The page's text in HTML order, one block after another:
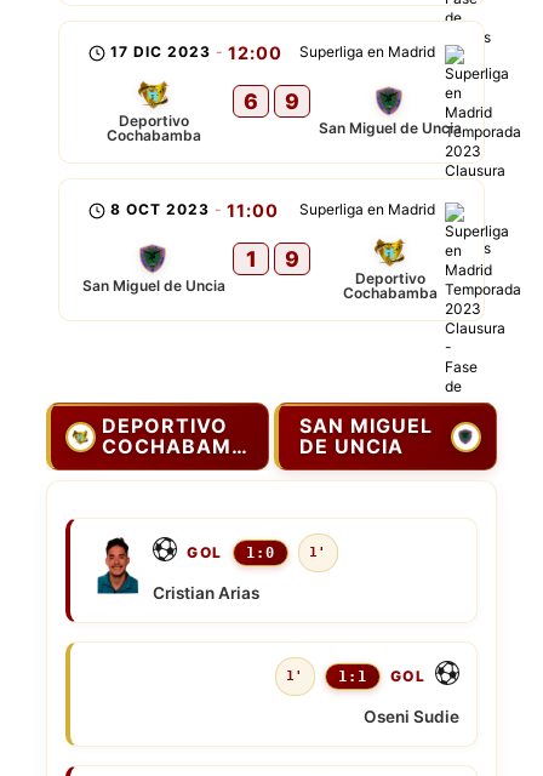
Superliga en Madrid
17 DIC 2023 - 12:00
Deportivo
Cochabamba
6 9
San Miguel de Uncia
Superliga en Madrid
8 OCT 2023 - 11:00
San Miguel de Uncia
1 9
Deportivo
Cochabamba
DEPORTIVO
COCHABAMBA
SAN MIGUEL
DE UNCIA
GOL 1:0 1'
Cristian Arias
1' 1:1 GOL
Oseni Sudie